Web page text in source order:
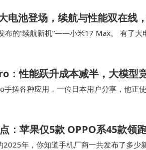
池登场，续航与性能双在线
布的“续航新机”——小米17 Max。 有了大
是三月份，也有可能是五月份，近期如果
性能跃升成本减半，大模型
搓各种应用，一位日本用户分享，他正
：苹果仅5款 OPPO系45款领
年，你知道手机厂商一共发布了多少